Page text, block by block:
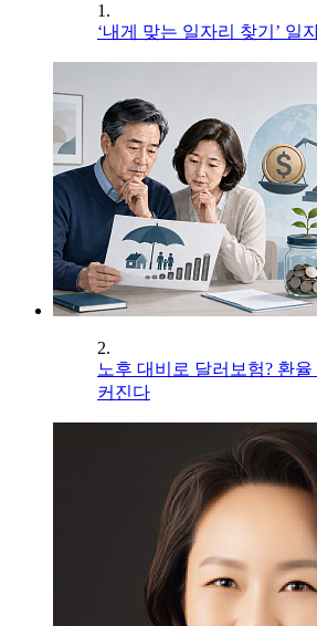
1.
‘내게 맞는 일자리 찾기’ 일
2.
노후 대비로 달러보험? 환
커진다